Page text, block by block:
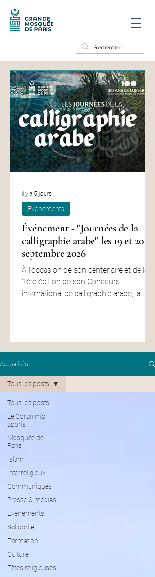
Événement - "Journées de la
calligraphie arabe" les 19 et 20
septembre 2026
À l'occasion de son centenaire et de la
1ère édition de son Concours
international de calligraphie arabe, la
end des 19 et 20 septembre 2026. Vous
pourrez assister à la soirée du Concours
international (gratuit sur inscription),
participer à des ateliers de calligraphie
arabe conduits par les membres du jury
de notre concours (également gratuit
sur inscription), tout en contin
Evénements
il y a 5 jours
Actualités
Tous les posts
Le Coran m’a
appris
Mosquée de
Paris
Islam
Interreligieux
Communiqués
Presse & médias
Evénements
Solidarité
Formation
Culture
Fêtes religieuses
Tous les posts